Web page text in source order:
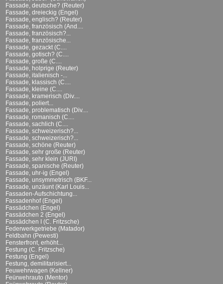
Fassade, deutsche? (Reuter)
Fassade, dreieckig (Engel)
Fassade, englisch? (Reuter)
Fassade, französisch (And....
Fassade, französisch?...
Fassade, französische...
Fassade, gezackt (C....
Fassade, gotisch? (C....
Fassade, große (C....
Fassade, holprige (Reuter)
Fassade, italienisch -...
Fassade, klassisch (C....
Fassade, kleine (C....
Fassade, kramerisch (Div....
Fassade, poliert...
Fassade, problematisch (Div....
Fassade, romanisch (C....
Fassade, sachlich (C....
Fassade, schweizerisch?...
Fassade, schweizerisch?...
Fassade, schöne (Reuter)
Fassade, sehr große (Reuter)
Fassade, sehr klein (JURI)
Fassade, spanische (Reuter)
Fassade, uhr-ig (Engel)
Fassade, unsymmetrisch (BKF...
Fassade, unzäunt (Karl Louis...
Fassaden-Aufschichtung...
Fassadenhof (Engel)
Fassädchen (Engel)
Fassädchen 2 (Engel)
Fassädchen I (C. Fritzsche)
Federwerkgetriebe (Matador)
Feldbahn (Pewesti)
Fensterfront, erhöht...
Festung (C. Fritzsche)
Festung (Engel)
Festung, demilitarisiert...
Feuwehrwagen (Kellner)
Feürwehrauto (Mentor)